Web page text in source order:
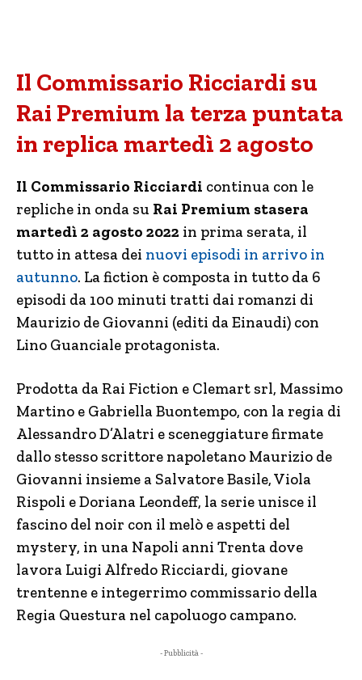
Il Commissario Ricciardi su
Rai Premium la terza puntata
in replica martedì 2 agosto
Il Commissario Ricciardi continua con le
repliche in onda su Rai Premium stasera
martedì 2 agosto 2022 in prima serata, il
tutto in attesa dei nuovi episodi in arrivo in
autunno. La fiction è composta in tutto da 6
episodi da 100 minuti tratti dai romanzi di
Maurizio de Giovanni (editi da Einaudi) con
Lino Guanciale protagonista.
Prodotta da Rai Fiction e Clemart srl, Massimo
Martino e Gabriella Buontempo, con la regia di
Alessandro D’Alatri e sceneggiature firmate
dallo stesso scrittore napoletano Maurizio de
Giovanni insieme a Salvatore Basile, Viola
Rispoli e Doriana Leondeff, la serie unisce il
fascino del noir con il melò e aspetti del
mystery, in una Napoli anni Trenta dove
lavora Luigi Alfredo Ricciardi, giovane
trentenne e integerrimo commissario della
Regia Questura nel capoluogo campano.
- Pubblicità -